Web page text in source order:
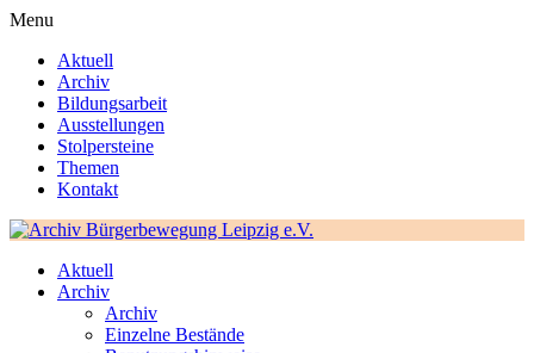
Menu
Aktuell
Archiv
Bildungsarbeit
Ausstellungen
Stolpersteine
Themen
Kontakt
Aktuell
Archiv
Archiv
Einzelne Bestände